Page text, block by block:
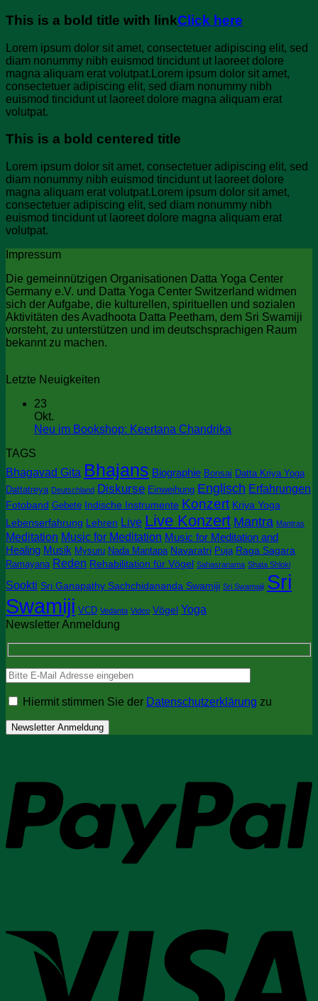
This is a bold title with linkClick here
Lorem ipsum dolor sit amet, consectetuer adipiscing elit, sed
diam nonummy nibh euismod tincidunt ut laoreet dolore
magna aliquam erat volutpat.Lorem ipsum dolor sit amet,
consectetuer adipiscing elit, sed diam nonummy nibh
euismod tincidunt ut laoreet dolore magna aliquam erat
volutpat.
This is a bold centered title
Lorem ipsum dolor sit amet, consectetuer adipiscing elit, sed
diam nonummy nibh euismod tincidunt ut laoreet dolore
magna aliquam erat volutpat.Lorem ipsum dolor sit amet,
consectetuer adipiscing elit, sed diam nonummy nibh
euismod tincidunt ut laoreet dolore magna aliquam erat
volutpat.
Impressum
Die gemeinnützigen Organisationen Datta Yoga Center
Germany e.V. und Datta Yoga Center Switzerland widmen
sich der Aufgabe, die kulturellen, spirituellen und sozialen
Aktivitäten des Avadhoota Datta Peetham, dem Sri Swamiji
vorsteht, zu unterstützen und im deutschsprachigen Raum
bekannt zu machen.
Letzte Neuigkeiten
23
Okt.
Neu im Bookshop: Keertana Chandrika
im
Bookshop:
Keertana
Chandrika
TAGS
Bhagavad Gita Bhajans Biographie Bonsai Datta Kriya Yoga
Dattatreya Deutschland Diskurse Einweihung Englisch Erfahrungen
Fotoband Gebete Indische Instrumente Konzert Kriya Yoga
Lebenserfahrung Lehren Live Live Konzert Mantra Mantras
Meditation Music for Meditation Music for Meditation and
Healing Musik Mysuru Nada Mantapa Navaratri Puja Raga Sagara
Ramayana Reden Rehabilitation für Vögel Sahasranama Shata Shloki
Sookti Sri Ganapathy Sachchidananda Swamiji Sri Swamaiji Sri
Swamiji VCD Vedanta Video Vögel Yoga
Newsletter Anmeldung
Hiermit stimmen Sie der Datenschutzerklärung zu